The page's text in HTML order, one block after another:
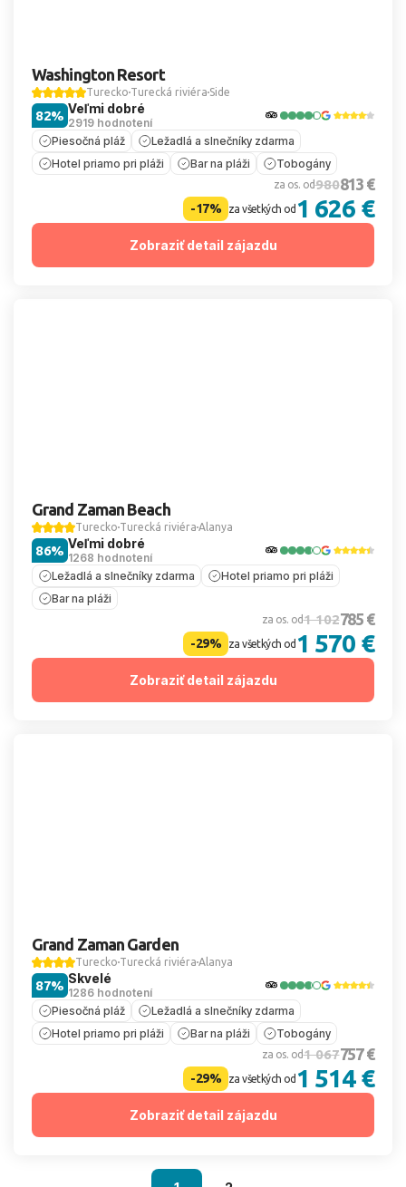
Washington Resort
Turecko Turecká riviéra Side
Veľmi dobré
2919 hodnotení
82%
Piesočná pláž
Ležadlá a slnečníky zdarma
Hotel priamo pri pláži
Bar na pláži Tobogány
za os. od980813 €
-17% za všetkých od 1 626 €
Zobraziť detail zájazdu
Grand Zaman Beach
Turecko Turecká riviéra Alanya
Veľmi dobré
1268 hodnotení
86%
Ležadlá a slnečníky zdarma
Hotel priamo pri pláži
Bar na pláži
za os. od1 102785 €
-29% za všetkých od 1 570 €
Zobraziť detail zájazdu
Grand Zaman Garden
Turecko Turecká riviéra Alanya
Skvelé
1286 hodnotení
87%
Piesočná pláž
Ležadlá a slnečníky zdarma
Hotel priamo pri pláži
Bar na pláži Tobogány
za os. od1 067757 €
-29% za všetkých od 1 514 €
Zobraziť detail zájazdu